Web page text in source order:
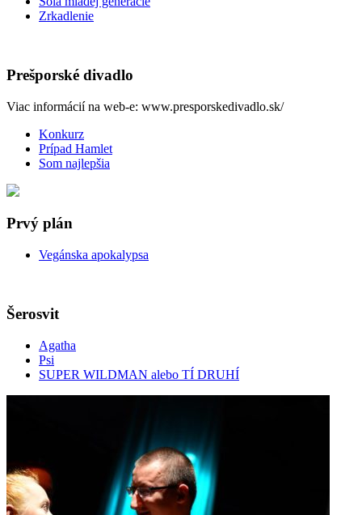
Zrkadlenie
Prešporské divadlo
Viac informácií na web-e: www.presporskedivadlo.sk/
Konkurz
Prípad Hamlet
Som najlepšia
Prvý plán
Vegánska apokalypsa
Šerosvit
Agatha
Psi
SUPER WILDMAN alebo TÍ DRUHÍ